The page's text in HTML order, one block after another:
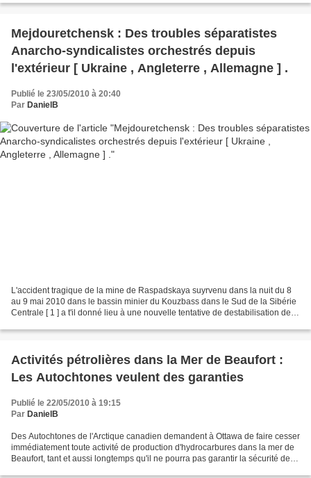
Mejdouretchensk : Des troubles séparatistes
Anarcho-syndicalistes orchestrés depuis
l'extérieur [ Ukraine , Angleterre , Allemagne ] .
Publié le 23/05/2010 à 20:40
Par DanielB
L'accident tragique de la mine de Raspadskaya suyrvenu dans la nuit du 8
au 9 mai 2010 dans le bassin minier du Kouzbass dans le Sud de la Sibérie
Centrale [ 1 ] a t'il donné lieu à une nouvelle tentative de destabilisation de la
Activités pétrolières dans la Mer de Beaufort :
Les Autochtones veulent des garanties
Publié le 22/05/2010 à 19:15
Par DanielB
Des Autochtones de l'Arctique canadien demandent à Ottawa de faire cesser
immédiatement toute activité de production d'hydrocarbures dans la mer de
Beaufort, tant et aussi longtemps qu'il ne pourra pas garantir la sécurité de